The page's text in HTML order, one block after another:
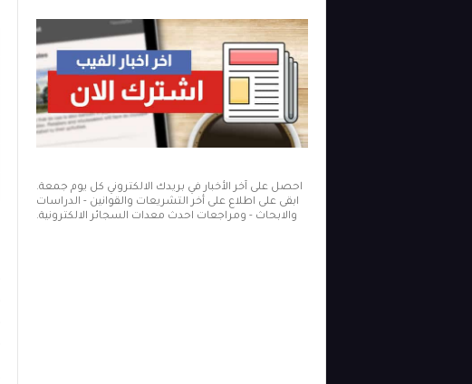
احصل على آخر الأخبار في بريدك الالكتروني كل يوم جمعة.
ابقى على اطلاع على أخر التشريعات والقوانين - الدراسات
والابحاث - ومراجعات احدث معدات السجائر الالكترونية.